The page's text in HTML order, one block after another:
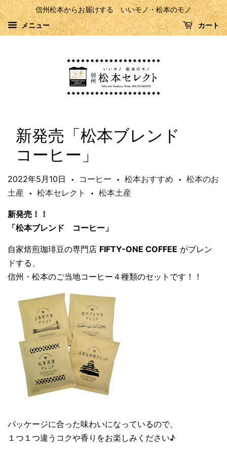
信州松本からお届けする いいモノ・松本のモノ
メニュー
カート
新発売「松本ブレンド
コーヒー」
2022年5月10日 • コーヒー • 松本おすすめ •
松本のお
土産
• 松本セレクト • 松本土産
新発売！！
「松本ブレンド コーヒー」
自家焙煎珈琲豆の専門店 FIFTY-ONE COFFEE がブレン
ドする、
信州・松本のご当地コーヒー４種類のセットです！！
パッケージに合った味わいになっているので、
１つ１つ違うコクや香りをお楽しみください♪